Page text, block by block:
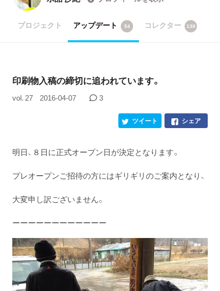
プロジェクト アップデート 54 コレクター 138
印刷物入稿の締切に追われています。
vol. 27 2016-04-07 3
シェア
ツイート
明日、８日に正式オープン日が決定となります。
プレオープンご招待の方にはギリギリのご案内となり、
大変申し訳ございません。
ーーーーーーーーーーーー